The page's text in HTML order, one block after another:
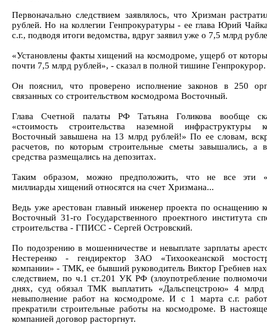
Первоначально следствием заявлялось, что Хризман
рублей. Но на коллегии Генпрокуратуры - ее глава Юрий
с.г., подводя итоги ведомства, вдруг заявил уже о 7,5 млрд
«Установлены факты хищений на космодроме, ущерб от
почти 7,5 млрд рублей», - сказал в полной тишине Генпрокурор.
Он пояснил, что проверено исполнение законов в 250
связанных со строительством космодрома Восточный.
Глава Счетной палаты РФ Татьяна Голикова вообще
«стоимость строительства наземной инфраструктуры
Восточный завышена на 13 млрд рублей!» По ее словам,
расчетов, по которым строительные сметы завышались, а
средства размещались на депозитах.
Таким образом, можно предположить, что не все эти
миллиарды хищений относятся на счет Хризмана...
Ведь уже арестован главный инженер проекта по оснащению
Восточный 31-го Государственного проектного института
строительства - ГПИСС - Сергей Островский.
По подозрению в мошенничестве и невыплате зарплаты
Нестеренко - гендиректор ЗАО «Тихоокеанской
компании» - ТМК, ее бывший руководитель Виктор Гребнев
следствием, по ч.1 ст.201 УК РФ (злоупотребление
днях, суд обязал ТМК выплатить «Дальспецстрою» 4 млрд
невыполнение работ на космодроме. И с 1 марта с.г.
прекратили строительные работы на космодроме. В
компанией договор расторгнут.